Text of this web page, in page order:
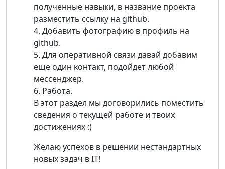
полученные навыки, в название проекта
разместить ссылку на github.
4. Добавить фотографию в профиль на
github.
5. Для оперативной связи давай добавим
еще один контакт, подойдет любой
мессенджер.
6. Работа.
В этот раздел мы договорились поместить
сведения о текущей работе и твоих
достижениях :)
Желаю успехов в решении нестандартных
новых задач в IT!